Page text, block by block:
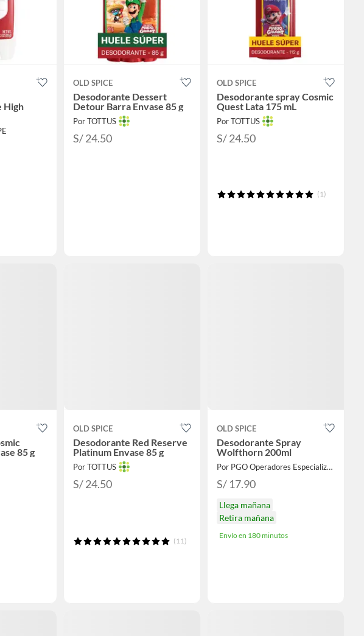
High
OLD SPICE
Desodorante Dessert
Detour Barra Envase 85 g
Por TOTTUS
S/ 24.50
OLD SPICE
Desodorante spray Cosmic
Quest Lata 175 mL
Por TOTTUS
S/ 24.50
(1)
85 g
OLD SPICE
Desodorante Red Reserve
Platinum Envase 85 g
Por TOTTUS
S/ 24.50
(11)
OLD SPICE
Desodorante Spray
Wolfthorn 200ml
Por PGO Operadores Especializados
S/ 17.90
Llega mañana
Retira mañana
Envío en 180 minutos